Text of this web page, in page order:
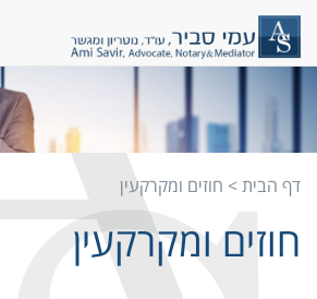
דף הבית> חוזים ומקרקעין
חוזים ומקרקעין